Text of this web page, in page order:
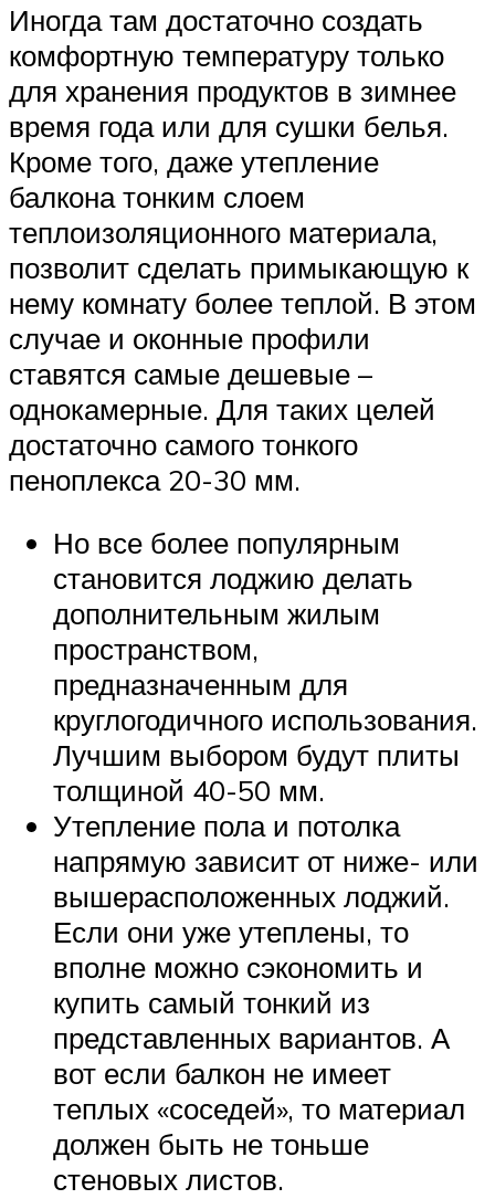
Иногда там достаточно создать
комфортную температуру только
для хранения продуктов в зимнее
время года или для сушки белья.
Кроме того, даже утепление
балкона тонким слоем
теплоизоляционного материала,
позволит сделать примыкающую к
нему комнату более теплой. В этом
случае и оконные профили
ставятся самые дешевые –
однокамерные. Для таких целей
достаточно самого тонкого
пеноплекса 20-30 мм.
Но все более популярным
становится лоджию делать
дополнительным жилым
пространством,
предназначенным для
круглогодичного использования.
Лучшим выбором будут плиты
толщиной 40-50 мм.
Утепление пола и потолка
напрямую зависит от ниже- или
вышерасположенных лоджий.
Если они уже утеплены, то
вполне можно сэкономить и
купить самый тонкий из
представленных вариантов. А
вот если балкон не имеет
теплых «соседей», то материал
должен быть не тоньше
стеновых листов.